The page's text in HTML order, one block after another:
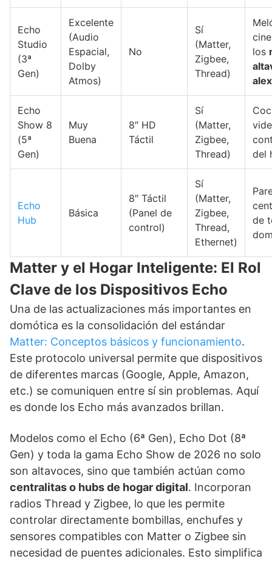
Echo
Studio
(3ª
Gen)
Excelente
(Audio
Espacial,
Dolby
Atmos)
No
Sí
(Matter,
Zigbee,
Thread)
los
Echo
Show 8
(5ª
Gen)
Muy
Buena
8″ HD
Táctil
Sí
(Matter,
Zigbee,
Thread)
del
Echo
Hub
Básica
8″ Táctil
(Panel de
control)
Sí
(Matter,
Zigbee,
Thread,
Ethernet)
de
Matter y el Hogar Inteligente: El Rol
Clave de los Dispositivos Echo
Una de las actualizaciones más importantes en
domótica es la consolidación del estándar
Matter: Conceptos básicos y funcionamiento.
Este protocolo universal permite que dispositivos
de diferentes marcas (Google, Apple, Amazon,
etc.) se comuniquen entre sí sin problemas. Aquí
es donde los Echo más avanzados brillan.
Modelos como el Echo (6ª Gen), Echo Dot (8ª
Gen) y toda la gama Echo Show de 2026 no solo
son altavoces, sino que también actúan como
centralitas o hubs de hogar digital. Incorporan
radios Thread y Zigbee, lo que les permite
controlar directamente bombillas, enchufes y
sensores compatibles con Matter o Zigbee sin
necesidad de puentes adicionales. Esto simplifica